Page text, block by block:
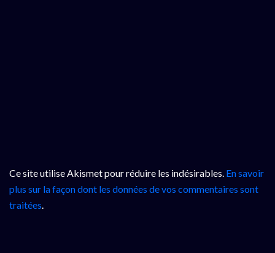
Ce site utilise Akismet pour réduire les indésirables. En savoir
plus sur la façon dont les données de vos commentaires sont
traitées.